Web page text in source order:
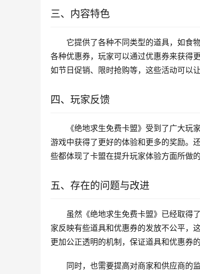
三、内容特色
它提供了各种不同类型的道具，如食
各种优惠券，玩家可以通过优惠券来获得
如节日促销、限时抢购等，这些活动可以
四、玩家反馈
《绝地求生免费卡盟》受到了广大
游戏中获得了更好的体验和更多的奖励。
些都体现了卡盟在提升玩家体验方面所做的
五、存在的问题与改进
虽然《绝地求生免费卡盟》已经取得
家反映有些道具和优惠券的发放不公平，
更加公正透明的机制，保证道具和优惠券
同时，也需要提高对商家和供应商的